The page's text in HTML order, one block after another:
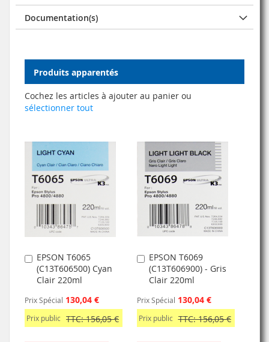
Documentation(s)
Produits apparentés
Cochez les articles à ajouter au panier ou
sélectionner tout
EPSON T6065
(C13T606500) Cyan
Clair 220ml
Prix Spécial 130,04 €
Prix public TTC: 156,05 €
Ajouter
au
panier
EPSON T6069
(C13T606900) - Gris
Clair 220ml
Prix Spécial 130,04 €
Prix public TTC: 156,05 €
Ajouter
au
panier